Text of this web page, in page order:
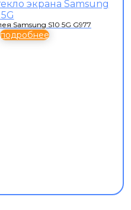
Samsung S10 5G G977
подробнее